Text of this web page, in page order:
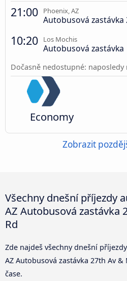
21:00 Phoenix, AZ
Autobusová zastávka
10:20 Los Mochis
Autobusová zastávka
Dočasně nedostupné: naposledy
Economy
Zobrazit
Všechny dnešní příjezdy
AZ Autobusová zastávka
Rd
Zde najdeš všechny dnešní
AZ Autobusová zastávka 27th Av
čase.